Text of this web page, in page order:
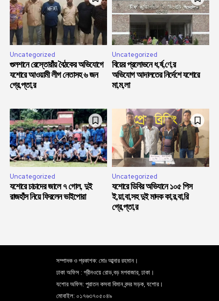
Uncategorized
গুলশানে রেস্তোরাঁয় বৈঠকের অভিযোগে
যশোরে আওয়ামী লীগ নেতাসহ ৬ জন
গ্রে,প্তা,র
Uncategorized
বিয়ের প্রলোভনে ধ,র্ষ,ণে,র
অভিযোগ আদালতের নির্দেশে যশোরে
মা,ম,লা
Uncategorized
যশোরে চাচাদের জালে ৭ গোল, দুই
রাজহাঁস নিয়ে ফিরলেন ভাইপোরা
Uncategorized
যশোরে ডিবির অভিযানে ১০৫ পিস
ই,য়া,বা,সহ দুই মাদক কা,র,বা,রি
গ্রে,প্তা,র
সম্পাদক ও প্রকাশক: মোঃ আব্দার রহমান।
ঢাকা অফিস : গ্রীনওয়ে রোড,বড় মগবাজার, ঢাকা।
যশোর অফিস: পুরাতন কসবা বিমান বন্দর সড়ক, যশোর।
মোবাইল: ০১৭৬৩৭০৫০৪৯